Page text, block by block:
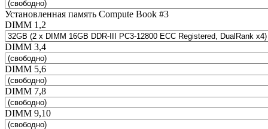
Установленная память Compute Book #3
DIMM 1,2
DIMM 3,4
DIMM 5,6
DIMM 7,8
DIMM 9,10